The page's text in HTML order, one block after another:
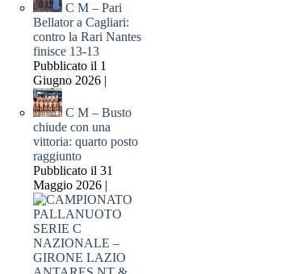
C M – Pari
Bellator a Cagliari:
contro la Rari Nantes
finisce 13-13
Pubblicato il 1
Giugno 2026 |
C M – Busto
chiude con una
vittoria: quarto posto
raggiunto
Pubblicato il 31
Maggio 2026 |